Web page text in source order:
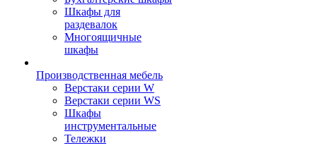
Шкафы для
раздевалок
Многоящичные
шкафы
Производственная мебель
Верстаки серии W
Верстаки серии WS
Шкафы
инструментальные
Тележки